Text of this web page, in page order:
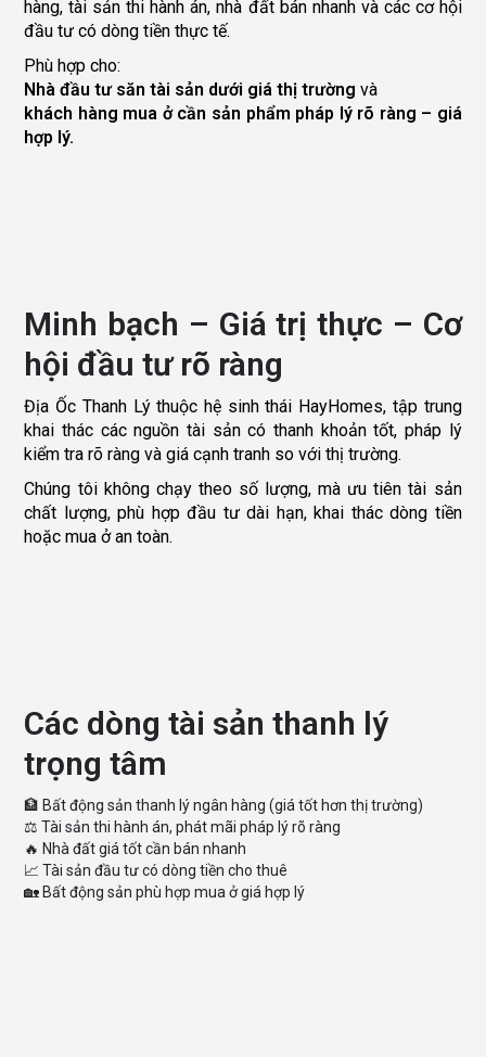
hàng, tài sản thi hành án, nhà đất bán nhanh và các cơ hội
đầu tư có dòng tiền thực tế.
Phù hợp cho:
Nhà đầu tư săn tài sản dưới giá thị trường và
khách hàng mua ở cần sản phẩm pháp lý rõ ràng – giá
hợp lý.
Minh bạch – Giá trị thực – Cơ
hội đầu tư rõ ràng
Địa Ốc Thanh Lý thuộc hệ sinh thái HayHomes, tập trung
khai thác các nguồn tài sản có thanh khoản tốt, pháp lý
kiểm tra rõ ràng và giá cạnh tranh so với thị trường.
Chúng tôi không chạy theo số lượng, mà ưu tiên tài sản
chất lượng, phù hợp đầu tư dài hạn, khai thác dòng tiền
hoặc mua ở an toàn.
Các dòng tài sản thanh lý
trọng tâm
🏦 Bất động sản thanh lý ngân hàng (giá tốt hơn thị trường)
⚖️ Tài sản thi hành án, phát mãi pháp lý rõ ràng
🔥 Nhà đất giá tốt cần bán nhanh
📈 Tài sản đầu tư có dòng tiền cho thuê
🏡 Bất động sản phù hợp mua ở giá hợp lý